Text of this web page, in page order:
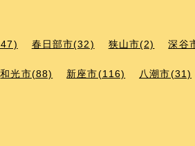
春日部市(32) 狭山市(2) 深谷
和光市(88) 新座市(116) 八潮市(31)